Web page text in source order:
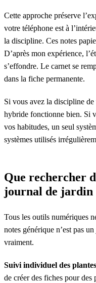
Cette approche préserve
votre téléphone est à
la discipline. Ces notes
D’après mon expérience,
s’effondre. Le carnet se
dans la fiche permanente.
Si vous avez la discipline
hybride fonctionne bien. Si
vos habitudes, un seul
systèmes utilisés
Que rechercher
journal de jardin
Tous les outils numériques
notes générique n’est pas
vraiment.
Suivi individuel des
de créer des fiches pour des